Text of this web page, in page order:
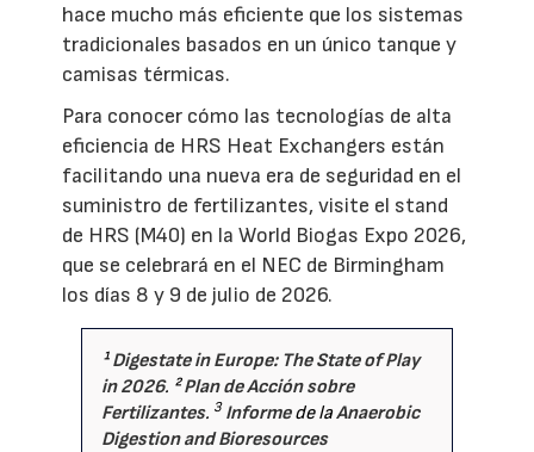
hace mucho más eficiente que los sistemas
tradicionales basados en un único tanque y
camisas térmicas.
Para conocer cómo las tecnologías de alta
eficiencia de HRS Heat Exchangers están
facilitando una nueva era de seguridad en el
suministro de fertilizantes, visite el stand
de HRS (M40) en la World Biogas Expo 2026,
que se celebrará en el NEC de Birmingham
los días 8 y 9 de julio de 2026.
¹Digestate in Europe: The State of Play
in 2026. ²Plan de Acción sobre
Fertilizantes. 3 Informede laAnaerobic
Digestion and Bioresources